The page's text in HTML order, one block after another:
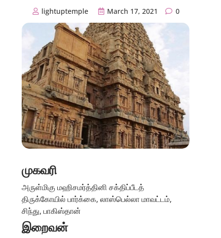
lightuptemple March 17, 2021 0
முகவரி
அருள்மிகு மஹிசமர்த்தினி சக்திப்பீடத்
திருக்கோயில் பார்க்கை, லாஸ்பெல்லா மாவட்டம்,
சிந்து, பாகிஸ்தான்
இறைவன்